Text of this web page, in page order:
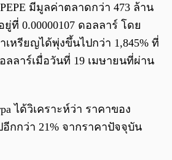
มีมูลค่าตลาดกว่า 473 ล้าน
ที่ 0.00000107 ดอลลาร์ โดย
หรียญได้พุ่งขึ้นไปกว่า 1,845% ที่
อลลาร์เมื่อวันที่ 19 เมษายนที่ผ่าน
ได้วิเคราะห์ว่า ราคาของ
อีกกว่า 21% จากราคาปัจจุบัน